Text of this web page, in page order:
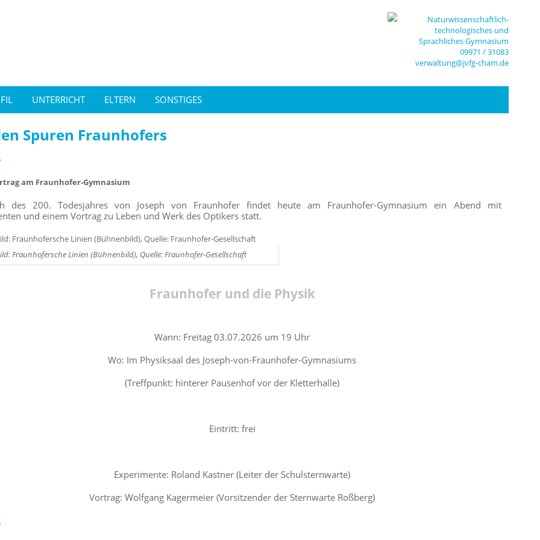
Naturwissenschaftlich-
technologisches und
Sprachliches Gymnasium
09971 / 31083
verwaltung@jvfg-cham.de
UNTERRICHT ELTERN SONSTIGES
Spuren Fraunhofers
am Fraunhofer-Gymnasium
des 200. Todesjahres von Joseph von Fraunhofer findet heute am Fraunhofer-Gymnasium ein Abend mit
und einem Vortrag zu Leben und Werk des Optikers statt.
Fraunhofersche Linien (Bühnenbild), Quelle: Fraunhofer-Gesellschaft
Fraunhofer und die Physik
Wann: Freitag 03.07.2026 um 19 Uhr
Wo: Im Physiksaal des Joseph-von-Fraunhofer-Gymnasiums
(Treffpunkt: hinterer Pausenhof vor der Kletterhalle)
Eintritt: frei
Experimente: Roland Kastner (Leiter der Schulsternwarte)
Vortrag: Wolfgang Kagermeier (Vorsitzender der Sternwarte Roßberg)